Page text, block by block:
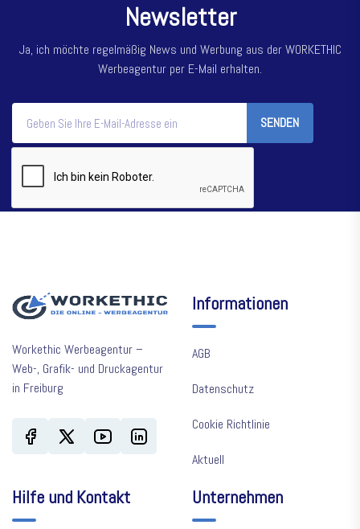
Newsletter
Ja, ich möchte regelmäßig News und Werbung aus der WORKETHIC
Werbeagentur per E-Mail erhalten.
SENDEN
Workethic Werbeagentur –
Web-, Grafik- und Druckagentur
in Freiburg
Informationen
AGB
Datenschutz
Cookie Richtlinie
Aktuell
Hilfe und Kontakt Unternehmen